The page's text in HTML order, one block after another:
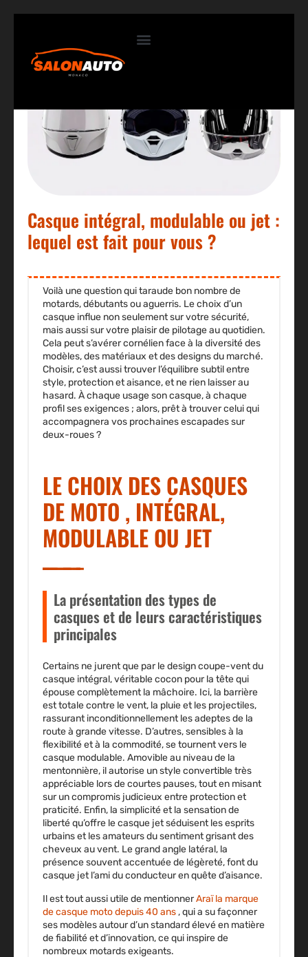
Casque intégral, modulable ou jet :
lequel est fait pour vous ?
Voilà une question qui taraude bon nombre de
motards, débutants ou aguerris. Le choix d’un
casque influe non seulement sur votre sécurité,
mais aussi sur votre plaisir de pilotage au quotidien.
Cela peut s’avérer cornélien face à la diversité des
modèles, des matériaux et des designs du marché.
Choisir, c’est aussi trouver l’équilibre subtil entre
style, protection et aisance, et ne rien laisser au
hasard. À chaque usage son casque, à chaque
profil ses exigences ; alors, prêt à trouver celui qui
accompagnera vos prochaines escapades sur
deux-roues ?
LE CHOIX DES CASQUES
DE MOTO , INTÉGRAL,
MODULABLE OU JET
La présentation des types de
casques et de leurs caractéristiques
principales
Certains ne jurent que par le design coupe-vent du
casque intégral, véritable cocon pour la tête qui
épouse complètement la mâchoire. Ici, la barrière
est totale contre le vent, la pluie et les projectiles,
rassurant inconditionnellement les adeptes de la
route à grande vitesse. D’autres, sensibles à la
flexibilité et à la commodité, se tournent vers le
casque modulable. Amovible au niveau de la
mentonnière, il autorise un style convertible très
appréciable lors de courtes pauses, tout en misant
sur un compromis judicieux entre protection et
praticité. Enfin, la simplicité et la sensation de
liberté qu’offre le casque jet séduisent les esprits
urbains et les amateurs du sentiment grisant des
cheveux au vent. Le grand angle latéral, la
présence souvent accentuée de légèreté, font du
casque jet l’ami du conducteur en quête d’aisance.
Il est tout aussi utile de mentionnerAraï la marque
de casque moto depuis 40 ans , qui a su façonner
ses modèles autour d’unstandard élevéen matière
de fiabilité et d’innovation, ce qui inspire de
nombreux motards exigeants.